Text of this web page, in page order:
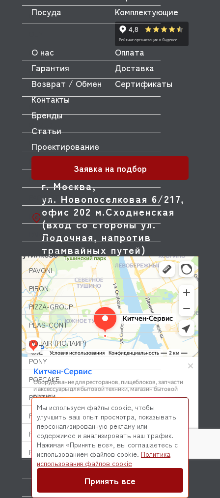
ODE
OLAB
OLIS
OLYMPIA
OZTIRYAKILER
P.L. Proff Cuisine
PACKVAC
PACOJET
PANERO
PARKER
PASQUINI
PAVONI
PIRON
PIZZA-GROUP
PLAS-CONT
POLAIR (ПОЛАИР)
PONY
POPCAKE
PRATICA
PRIMAX
PRIMUS
PRISMAFOOD
PROBAR
PRODIGY
г. Москва,
ул. Новопоселковая 6/217,
офис 202 м.Сходненская
(вход со стороны ул.
Лодочная, напротив
трамвайных путей)
Посуда
Комплектующие
О нас
Оплата
Гарантия
Доставка
Возврат / Обмен
Сертификаты
Контакты
Бренды
Статьи
Проектирование
Заявка на подбор
© 2026 Kitchen-Service.com Интернет-магазин запчастей
и оборудования профессиональной кухни
Мы используем файлы cookie, чтобы
улучшить ваш опыт просмотра, показывать
персонализированную рекламу или
содержимое и анализировать наш трафик.
Нажимая «Принять все», вы соглашаетесь с
использованием файлов cookie. Политика
использования файлов cookie
Принять все